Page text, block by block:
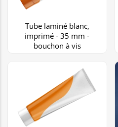
Tube laminé blanc,
imprimé - 35 mm -
bouchon à vis